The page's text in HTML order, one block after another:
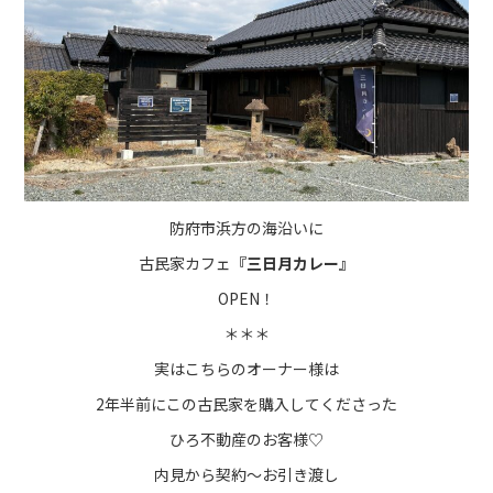
防府市浜方の海沿いに
古民家カフェ 『三日月カレー』
OPEN！
＊＊＊
実はこちらのオーナー様は
2年半前にこの古民家を購入してくださった
ひろ不動産のお客様♡
内見から契約～お引き渡し